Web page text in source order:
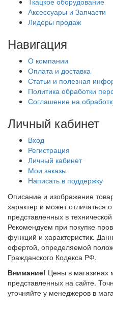
Аксессуары и Запчасти
Лидеры продаж
Навигация
О компании
Оплата и доставка
Статьи и полезная
Политика обработки
Соглашение на
Личный кабинет
Вход
Регистрация
Личный кабинет
Мои заказы
Написать в поддержку
Описание и изображение
характер и может отличаться
представленных в
Рекомендуем при покупке
функций и характеристик.
офертой, определяемой
Гражданского Кодекса РФ.
Внимание! Цены в магазинах
представленных на сайте.
уточняйте у менеджеров в